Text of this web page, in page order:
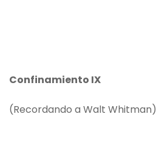
Confinamiento IX
(Recordando a Walt Whitman)